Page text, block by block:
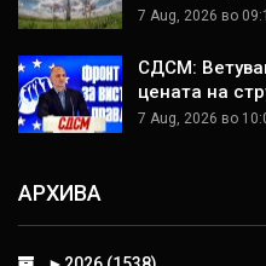
7 Aug, 2026 во
СДСМ:
цената на
7 Aug, 2026 во
АРХИВА